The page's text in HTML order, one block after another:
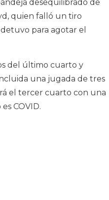
desequilibrado de
quien falló un tiro
para agotar el
del último cuarto y
una jugada de tres
el tercer cuarto con una
COVID.